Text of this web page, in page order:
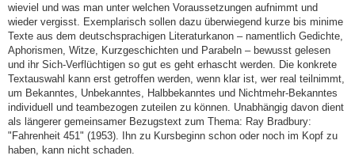
wieviel und was man unter welchen Voraussetzungen aufnimmt und
wieder vergisst. Exemplarisch sollen dazu überwiegend kurze bis minime
Texte aus dem deutschsprachigen Literaturkanon – namentlich Gedichte,
Aphorismen, Witze, Kurzgeschichten und Parabeln – bewusst gelesen
und ihr Sich-Verflüchtigen so gut es geht erhascht werden. Die konkrete
Textauswahl kann erst getroffen werden, wenn klar ist, wer real teilnimmt,
um Bekanntes, Unbekanntes, Halbbekanntes und Nichtmehr-Bekanntes
individuell und teambezogen zuteilen zu können. Unabhängig davon dient
als längerer gemeinsamer Bezugstext zum Thema: Ray Bradbury:
"Fahrenheit 451" (1953). Ihn zu Kursbeginn schon oder noch im Kopf zu
haben, kann nicht schaden.